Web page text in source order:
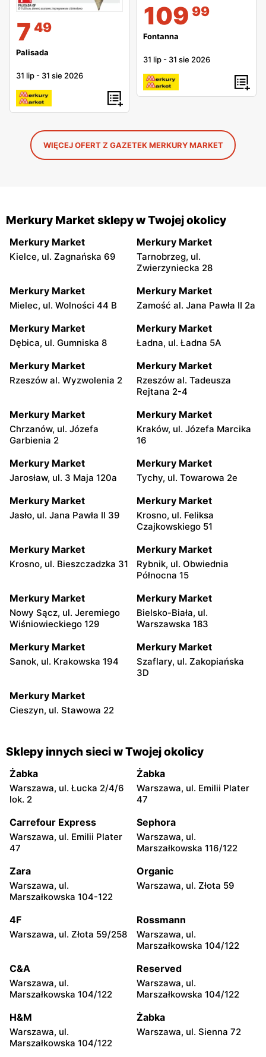
7 49
Palisada
31 lip - 31 sie 2026
109 99
Fontanna
31 lip - 31 sie 2026
WIĘCEJ OFERT Z GAZETEK MERKURY MARKET
Merkury Market sklepy w Twojej okolicy
Merkury Market
Kielce, ul. Zagnańska 69
Merkury Market
Tarnobrzeg, ul.
Zwierzyniecka 28
Merkury Market
Mielec, ul. Wolności 44 B
Merkury Market
Zamość al. Jana Pawła II 2a
Merkury Market
Dębica, ul. Gumniska 8
Merkury Market
Ładna, ul. Ładna 5A
Merkury Market
Rzeszów al. Wyzwolenia 2
Merkury Market
Rzeszów al. Tadeusza
Rejtana 2-4
Merkury Market
Chrzanów, ul. Józefa
Garbienia 2
Merkury Market
Kraków, ul. Józefa Marcika
16
Merkury Market
Jarosław, ul. 3 Maja 120a
Merkury Market
Tychy, ul. Towarowa 2e
Merkury Market
Jasło, ul. Jana Pawła II 39
Merkury Market
Krosno, ul. Feliksa
Czajkowskiego 51
Merkury Market
Krosno, ul. Bieszczadzka 31
Merkury Market
Rybnik, ul. Obwiednia
Północna 15
Merkury Market
Nowy Sącz, ul. Jeremiego
Wiśniowieckiego 129
Merkury Market
Bielsko-Biała, ul.
Warszawska 183
Merkury Market
Sanok, ul. Krakowska 194
Merkury Market
Szaflary, ul. Zakopiańska
3D
Merkury Market
Cieszyn, ul. Stawowa 22
Sklepy innych sieci w Twojej okolicy
Żabka
Warszawa, ul. Łucka 2/4/6
lok. 2
Żabka
Warszawa, ul. Emilii Plater
47
Carrefour Express
Warszawa, ul. Emilii Plater
47
Sephora
Warszawa, ul.
Marszałkowska 116/122
Zara
Warszawa, ul.
Marszałkowska 104-122
Organic
Warszawa, ul. Złota 59
4F
Warszawa, ul. Złota 59/258
Rossmann
Warszawa, ul.
Marszałkowska 104/122
C&A
Warszawa, ul.
Marszałkowska 104/122
Reserved
Warszawa, ul.
Marszałkowska 104/122
H&M
Warszawa, ul.
Marszałkowska 104/122
Żabka
Warszawa, ul. Sienna 72